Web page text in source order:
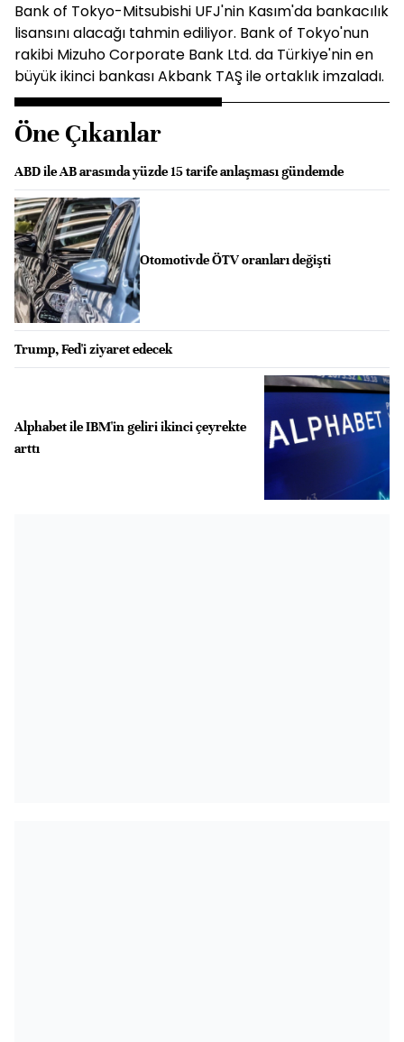
Bank of Tokyo-Mitsubishi UFJ'nin Kasım'da bankacılık
lisansını alacağı tahmin ediliyor. Bank of Tokyo'nun
rakibi Mizuho Corporate Bank Ltd. da Türkiye'nin en
büyük ikinci bankası Akbank TAŞ ile ortaklık imzaladı.
Öne Çıkanlar
ABD ile AB arasında yüzde 15 tarife anlaşması gündemde
Otomotivde ÖTV oranları değişti
Trump, Fed'i ziyaret edecek
Alphabet ile IBM'in geliri ikinci çeyrekte
arttı